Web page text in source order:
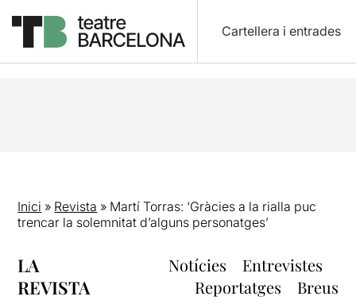
Cartellera i entrades
Inici » Revista » Martí Torras: ‘Gràcies a la rialla puc
trencar la solemnitat d’alguns personatges’
LA
REVISTA
Notícies
Entrevistes
Reportatges
Breus